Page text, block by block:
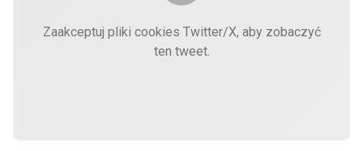
Zaakceptuj pliki cookies Twitter/X, aby zobaczyć
ten tweet.